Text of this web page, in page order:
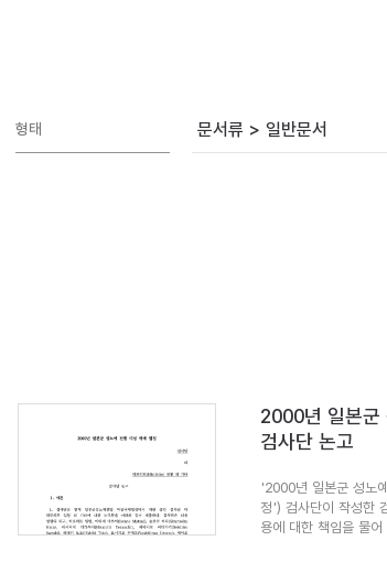
형태 문서류 > 일반문서
2000년 일본군
검사단 논고
'2000년 일본군 성노
정') 검사단이 작성한
용에 대한 책임을 물